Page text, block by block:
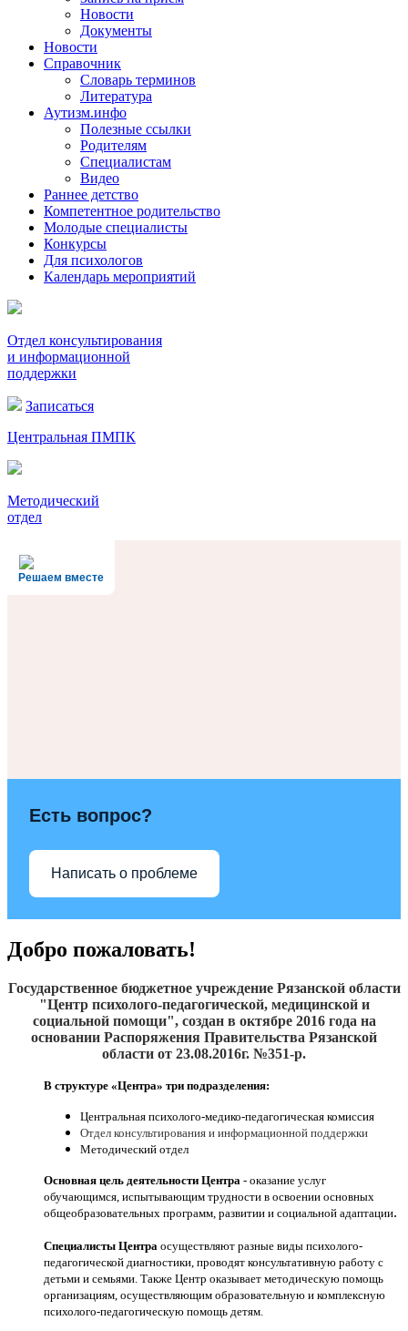
Новости
Документы
Новости
Справочник
Словарь терминов
Литература
Аутизм.инфо
Полезные ссылки
Родителям
Специалистам
Видео
Раннее детство
Компетентное родительство
Молодые специалисты
Конкурсы
Для психологов
Календарь мероприятий
Отдел консультирования
и информационной
поддержки
Записаться
Центральная ПМПК
Методический
отдел
Решаем вместе
Есть вопрос?
Написать о проблеме
Добро пожаловать!
Государственное бюджетное учреждение Рязанской области
"Центр психолого-педагогической, медицинской и
социальной помощи", создан в октябре 2016года на
основании Распоряжения Правительства Рязанской
области от 23.08.2016г. №351-р.
В структуре «Центра» три подразделения:
Центральная психолого-медико-педагогическая комиссия
Отдел консультирования и информационной поддержки
Методический отдел
Основная цель деятельности Центра - оказание услуг
обучающимся, испытывающим трудности в освоении основных
общеобразовательных программ, развитии и социальной адаптации.
Специалисты Центра осуществляют разные виды психолого-
педагогической диагностики, проводят консультативную работу с
детьми и семьями. Также Центр оказывает методическую помощь
организациям, осуществляющим образовательную и комплексную
психолого-педагогическую помощь детям.